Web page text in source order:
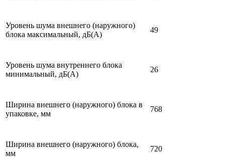
Уровень шума внешнего (наружного)
блока максимальный, дБ(А)
49
Уровень шума внутреннего блока
минимальный, дБ(А)
26
Ширина внешнего (наружного) блока в
упаковке, мм
768
Ширина внешнего (наружного) блока,
мм
720